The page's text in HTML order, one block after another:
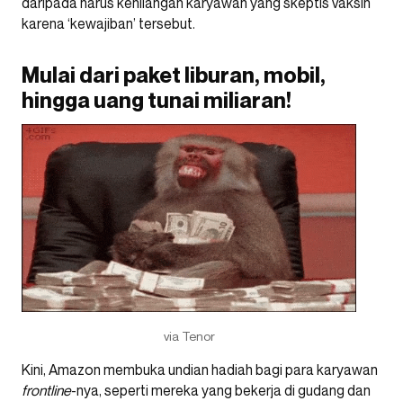
karena ‘kewajiban’ tersebut.
Mulai dari paket liburan, mobil,
hingga uang tunai miliaran!
via Tenor
Kini, Amazon membuka undian hadiah bagi para karyawan
frontline-nya, seperti mereka yang bekerja di gudang dan